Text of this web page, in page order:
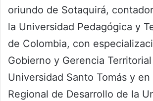
oriundo de Sotaquirá,
la Universidad Pedagógica y
de Colombia, con
Gobierno y Gerencia
Universidad Santo Tomás y en
Regional de Desarrollo de la